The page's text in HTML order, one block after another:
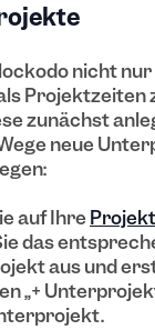
nicht
Projektzeiten
zunächst
neue
auf Ihre
das
aus und
„+